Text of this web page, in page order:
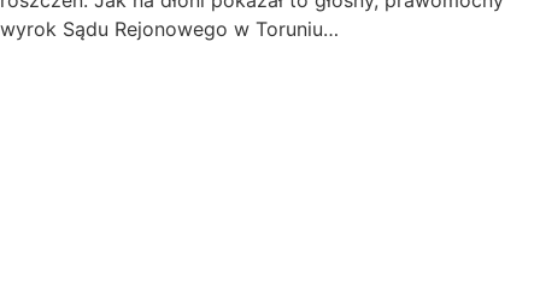
wyrok Sądu Rejonowego w Toruniu…